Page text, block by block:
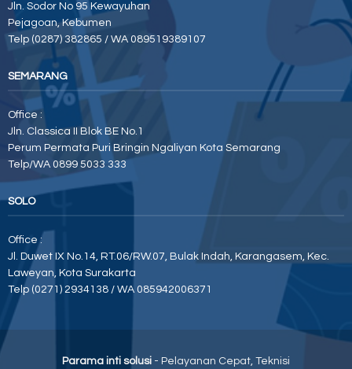
Jln. Sodor No 95 Kewayuhan
Pejagoan, Kebumen
Telp (0287) 382865 / WA 089519389107
SEMARANG
Office :
Jln. Classica II Blok BE No.1
Perum Permata Puri Bringin Ngaliyan Kota Semarang
Telp/WA 0899 5033 333
SOLO
Office :
Jl. Duwet IX No.14, RT.06/RW.07, Bulak Indah, Karangasem, Kec.
Laweyan, Kota Surakarta
Telp (0271) 2934138 / WA 085942006371
Parama inti solusi - Pelayanan Cepat, Teknisi